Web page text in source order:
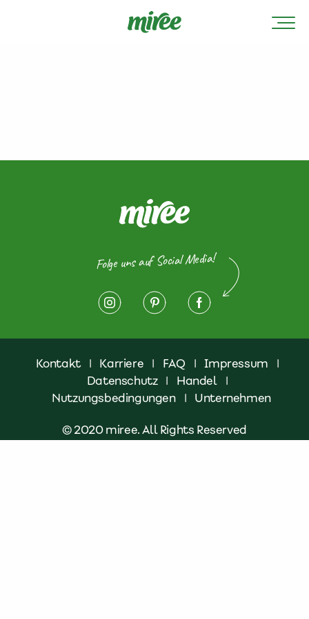
Folge uns auf Social Media!
Kontakt | Karriere | FAQ | Impressum
|
Datenschutz | Handel
|
Nutzungsbedingungen
| Unternehmen
© 2020 miree. All Rights Reserved